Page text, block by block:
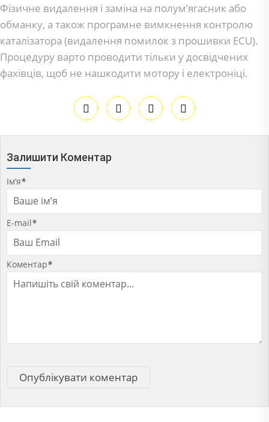
Фізичне видалення і заміна на полум’ягасник або
обманку, а також програмне вимкнення контролю
каталізатора (видалення помилок з прошивки ECU).
Процедуру варто проводити тільки у досвідчених
фахівців, щоб не нашкодити мотору і електроніці.
Залишити Коментар
Ім’я*
E-mail*
Коментар*
Опублікувати коментар